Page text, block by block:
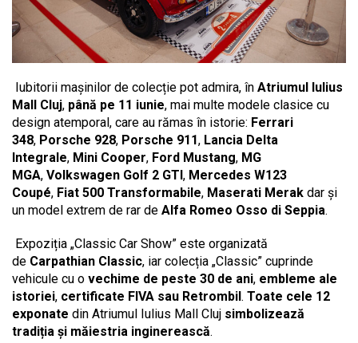
Iubitorii mașinilor de colecție pot admira, în Atriumul Iulius
Mall Cluj, până pe 11 iunie, mai multe modele clasice cu
design atemporal, care au rămas în istorie: Ferrari
348, Porsche 928, Porsche 911, Lancia Delta
Integrale, Mini Cooper, Ford Mustang, MG
MGA, Volkswagen Golf 2 GTI, Mercedes W123
Coupé, Fiat 500 Transformabile, Maserati Merak dar și
un model extrem de rar de Alfa Romeo Osso di Seppia.
Expoziția „Classic Car Show” este organizată
de Carpathian Classic, iar colecția „Classic” cuprinde
vehicule cu o vechime de peste 30 de ani, embleme ale
istoriei, certificate FIVA sau Retrombil. Toate cele 12
exponate din Atriumul Iulius Mall Cluj simbolizează
tradiția și măiestria inginerească.